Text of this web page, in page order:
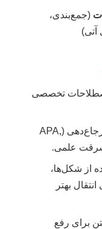
(جمع‌بندی،
آتی)
تخصصی
رعایت اصول ارجاع‌دهی (APA,
از شکل‌ها،
بهتر
برای رفع